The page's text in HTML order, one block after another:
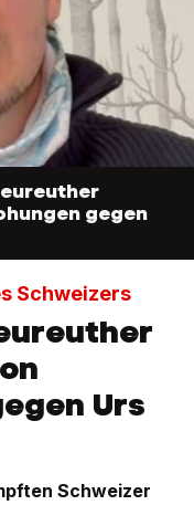
gegen
Schweizers
Urs
Schweizer